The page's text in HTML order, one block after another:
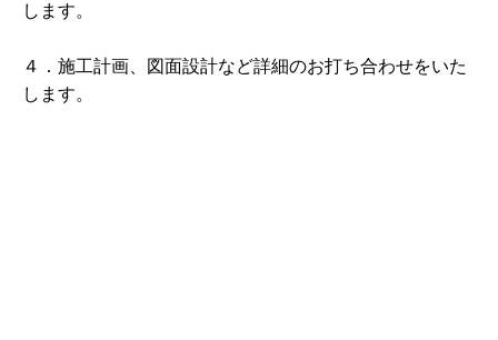
します。
４．施工計画、図面設計など詳細のお打ち合わせをいた
します。